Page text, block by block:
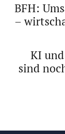
BFH:
–
KI
sind